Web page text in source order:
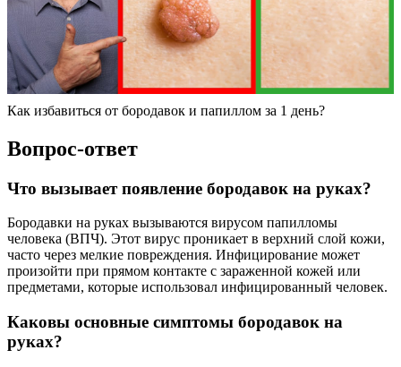
Как избавиться от бородавок и папиллом за 1 день?
Вопрос-ответ
Что вызывает появление бородавок на руках?
Бородавки на руках вызываются вирусом папилломы
человека (ВПЧ). Этот вирус проникает в верхний слой кожи,
часто через мелкие повреждения. Инфицирование может
произойти при прямом контакте с зараженной кожей или
предметами, которые использовал инфицированный человек.
Каковы основные симптомы бородавок на
руках?